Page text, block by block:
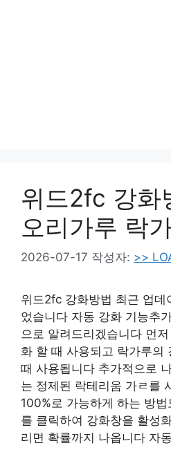
위드2fc 강화
오리가루 락
2026-07-17 작성자: >>
위드2fc 강화방법 최근 업데
었습니다 자동 강화 기능추
으로 알려드리겠습니다 먼
화 할 때 사용되고 락가루의
때 사용됩니다 추가적으로
는 정제된 락테리움 가ㄹ를
100%로 가능하게 하는 방
를 클릭하여 강화창을 활성
리면 확률까지 나옵니다 자